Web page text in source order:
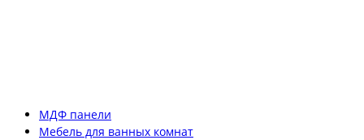
МДФ панели
Мебель для ванных комнат